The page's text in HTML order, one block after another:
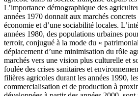
L’importance démographique des
années 1970 donnait aux marchés
économie et d’une sociabilité locales.
années 1980, des populations urbaines
terroir, conjugué à la mode du «
déplacement d’une minimisation du rôle
marchés vers une vision plus culturelle et
foulée des crises sanitaires et
filières agricoles durant les années 1990,
commercialisation et de production à